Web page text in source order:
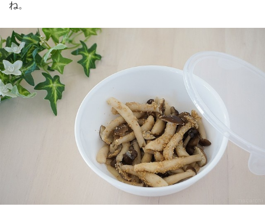
ね。